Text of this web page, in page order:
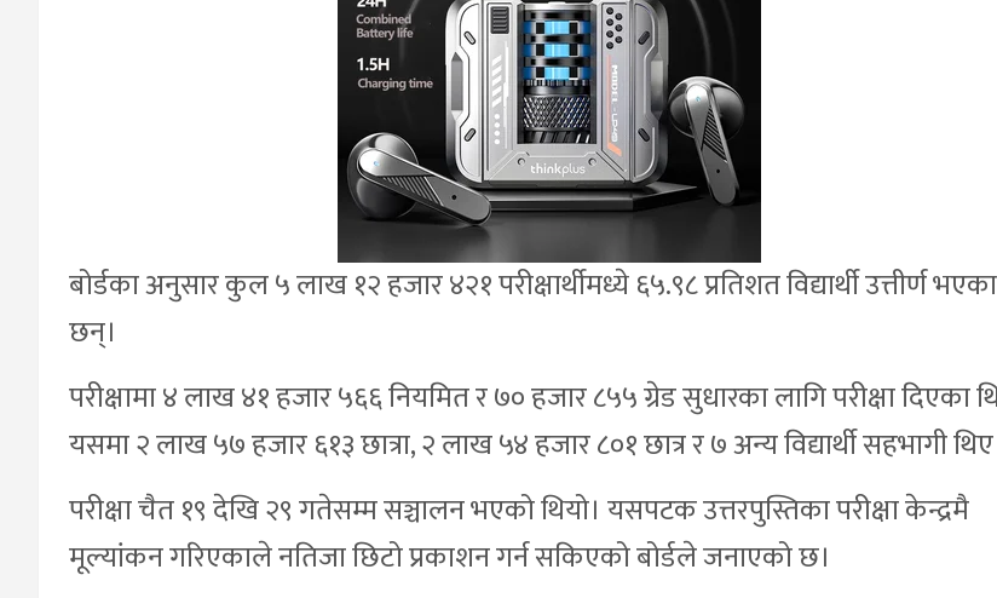
बोर्डका अनुसार कुल ५ लाख १२ हजार ४२१ परीक्षार्थीमध्ये ६५.९८ प्रतिशत विद्यार्थी उत्तीर्ण भएका
छन्।
परीक्षामा ४ लाख ४१ हजार ५६६ नियमित र ७० हजार ८५५ ग्रेड सुधारका लागि परीक्षा दिएका
यसमा २ लाख ५७ हजार ६१३ छात्रा, २ लाख ५४ हजार ८०१ छात्र र ७ अन्य विद्यार्थी सहभागी
परीक्षा चैत १९ देखि २९ गतेसम्म सञ्चालन भएको थियो। यसपटक उत्तरपुस्तिका परीक्षा केन्द्रमै
मूल्यांकन गरिएकाले नतिजा छिटो प्रकाशन गर्न सकिएको बोर्डले जनाएको छ।